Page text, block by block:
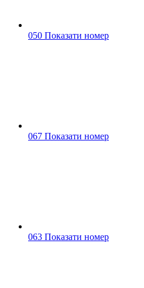
050 Показати номер
067 Показати номер
063 Показати номер